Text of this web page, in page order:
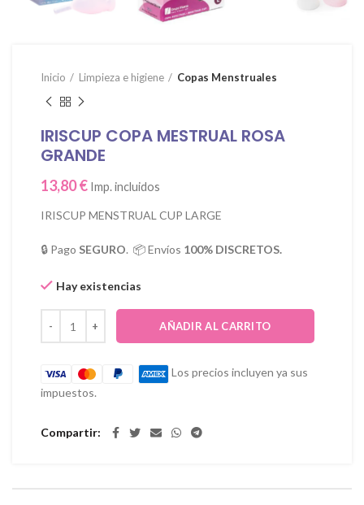
Inicio Limpieza e higiene Copas Menstruales
IRISCUP COPA MESTRUAL ROSA
GRANDE
13,80€ Imp. incluidos
IRISCUP MENSTRUAL CUP LARGE
🔒 Pago SEGURO. 📦 Envíos 100% DISCRETOS.
Hay existencias
AÑADIR AL CARRITO
Los precios incluyen ya sus
impuestos.
Compartir